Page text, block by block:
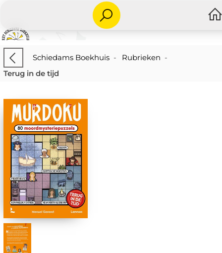
Schiedams Boekhuis- Rubrieken -
Terug in de tijd